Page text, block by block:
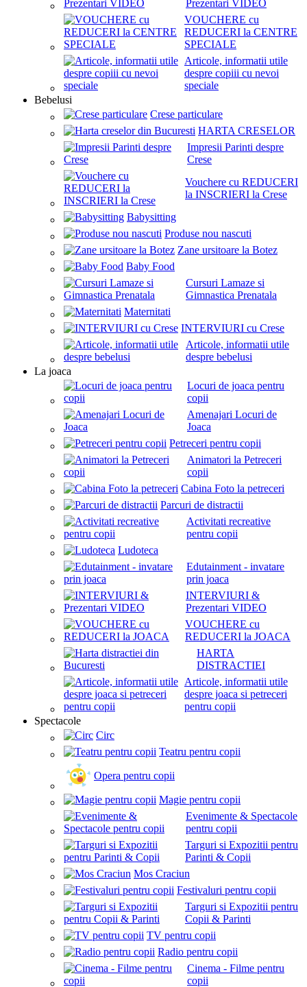
Prezentari VIDEO
VOUCHERE cu
REDUCERI la CENTRE
SPECIALE
Articole, informatii utile
despre copiii cu nevoi
speciale
Bebelusi
Crese particulare
HARTA CRESELOR
Impresii Parinti despre
Crese
Vouchere cu REDUCERI
la INSCRIERI la Crese
Babysitting
Produse nou nascuti
Zane ursitoare la Botez
Baby Food
Cursuri Lamaze si
Gimnastica Prenatala
Maternitati
INTERVIURI cu Crese
Articole, informatii utile
despre bebelusi
La joaca
Locuri de joaca pentru
copii
Amenajari Locuri de
Joaca
Petreceri pentru copii
Animatori la Petreceri
copii
Cabina Foto la petreceri
Parcuri de distractii
Activitati recreative
pentru copii
Ludoteca
Edutainment - invatare
prin joaca
INTERVIURI &
Prezentari VIDEO
VOUCHERE cu
REDUCERI la JOACA
HARTA
DISTRACTIEI
Articole, informatii utile
despre joaca si petreceri
pentru copii
Spectacole
Circ
Teatru pentru copii
Opera pentru copii
Magie pentru copii
Evenimente & Spectacole
pentru copii
Targuri si Expozitii pentru
Parinti & Copii
Mos Craciun
Festivaluri pentru copii
Targuri si Expozitii pentru
Copii & Parinti
TV pentru copii
Radio pentru copii
Cinema - Filme pentru
copii